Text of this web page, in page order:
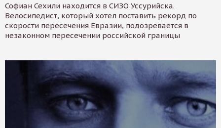
Софиан Сехили находится в СИЗО Уссурийска.
Велосипедист, который хотел поставить рекорд по
скорости пересечения Евразии, подозревается в
незаконном пересечении российской границы